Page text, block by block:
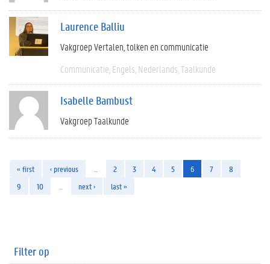
Laurence Balliu
Vakgroep Vertalen, tolken en communicatie
Communicatie Engels Nederlands Taalkunde
Isabelle Bambust
Vakgroep Taalkunde
« first ‹ previous 2 3 4 5 6 7
8
9
10 next › last »
Filter op